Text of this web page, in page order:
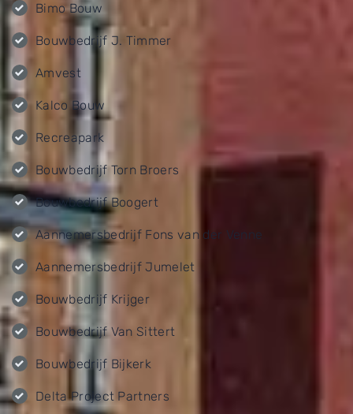
Bimo Bouw
Bouwbedrijf J. Timmer
Amvest
Kalco Bouw
Recreapark
Bouwbedrijf Torn Broers
Bouwbedrijf Boogert
Aannemersbedrijf Fons van der Venne
Aannemersbedrijf Jumelet
Bouwbedrijf Krijger
Bouwbedrijf Van Sittert
Bouwbedrijf Bijkerk
Delta Project Partners